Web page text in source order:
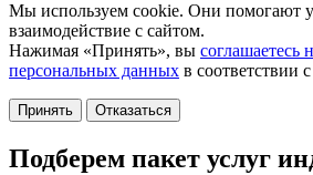
Мы используем cookie. Они помогают
взаимодействие с сайтом.
Нажимая «Принять», вы соглашаетесь
персональных данных в соответствии с
Принять Отказаться
Подберем пакет услуг